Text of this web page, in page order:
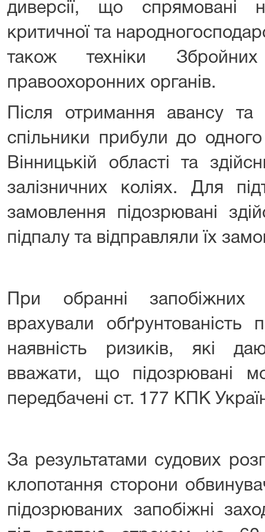
диверсії, що спрямовані
критичної та
також техніки
правоохоронних органів.
Після отримання авансу та
спільники прибули до
Вінницькій області та
залізничних коліях. Для
замовлення підозрювані
підпалу та відправляли їх
При обранні запобіжних
врахували обґрунтованість
наявність ризиків, які
вважати, що підозрювані
передбачені ст. 177 КПК
За результатами судових
клопотання сторони
підозрюваних запобіжні